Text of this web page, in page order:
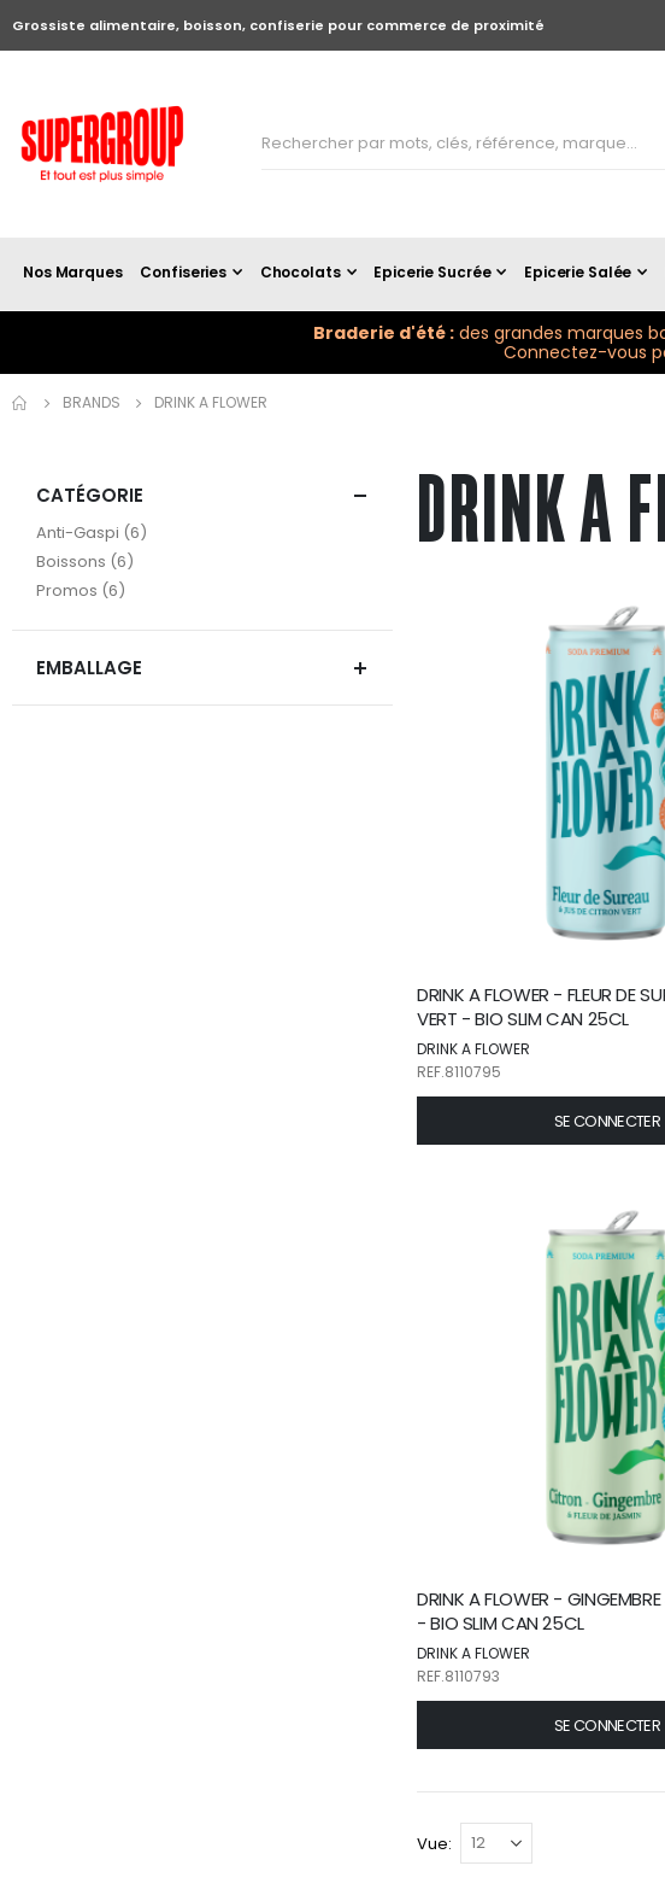
Grossiste alimentaire, boisson, confiserie pour commerce de proximité
Nos Marques Confiseries Chocolats Epicerie Sucrée Epicerie Salée
Braderie d'été : des grandes marques
Connectez-vous
BRANDS DRINK A FLOWER
DRINK A
DRINK A FLOWER - FLEUR DE
VERT - BIO SLIM CAN 25CL
DRINK A FLOWER
REF.8110795
SE CONNECTER
DRINK A FLOWER -
- BIO SLIM CAN 25CL
DRINK A FLOWER
REF.8110793
SE CONNECTER
Vue
CATÉGORIE
Anti-Gaspi 6
articles
Boissons 6
articles
Promos 6
articles
EMBALLAGE